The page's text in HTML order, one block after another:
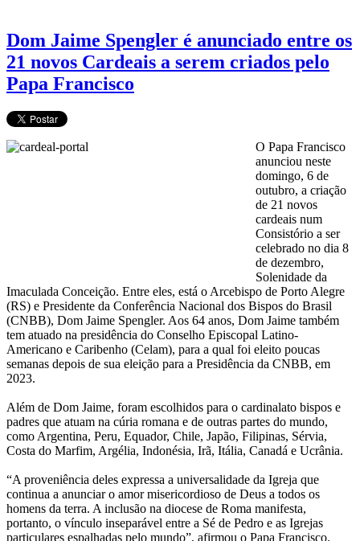
Dom Jaime Spengler é anunciado entre os
21 novos Cardeais a serem criados pelo
Papa Francisco
O Papa Francisco
anunciou neste
domingo, 6 de
outubro, a criação
de 21 novos
cardeais num
Consistório a ser
celebrado no dia 8
de dezembro,
Solenidade da
Imaculada Conceição. Entre eles, está o Arcebispo de Porto Alegre
(RS) e Presidente da Conferência Nacional dos Bispos do Brasil
(CNBB), Dom Jaime Spengler. Aos 64 anos, Dom Jaime também
tem atuado na presidência do Conselho Episcopal Latino-
Americano e Caribenho (Celam), para a qual foi eleito poucas
semanas depois de sua eleição para a Presidência da CNBB, em
2023.
Além de Dom Jaime, foram escolhidos para o cardinalato bispos e
padres que atuam na cúria romana e de outras partes do mundo,
como Argentina, Peru, Equador, Chile, Japão, Filipinas, Sérvia,
Costa do Marfim, Argélia, Indonésia, Irã, Itália, Canadá e Ucrânia.
“A proveniência deles expressa a universalidade da Igreja que
continua a anunciar o amor misericordioso de Deus a todos os
homens da terra. A inclusão na diocese de Roma manifesta,
portanto, o vínculo inseparável entre a Sé de Pedro e as Igrejas
particulares espalhadas pelo mundo”, afirmou o Papa Francisco.